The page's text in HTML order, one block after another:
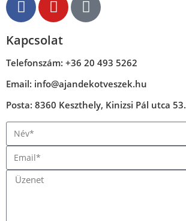
Kapcsolat
Telefonszám: +36 20 493 5262
Email: info@ajandekotveszek.hu
Posta: 8360 Keszthely, Kinizsi Pál utca 53.